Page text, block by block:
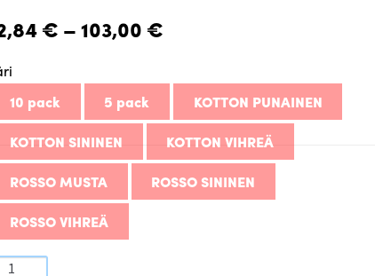
€ –103,00 €
-
103,00 €
10 pack
5 pack
KOTTON PUNAINEN
KOTTON SININEN
KOTTON VIHREÄ
ROSSO MUSTA
ROSSO SININEN
ROSSO VIHREÄ